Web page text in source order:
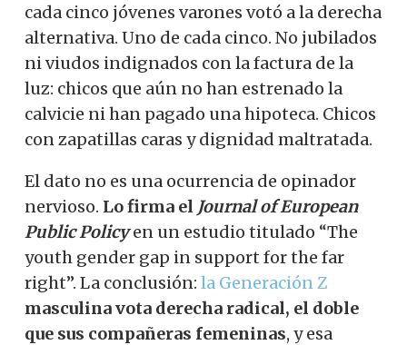
cada cinco jóvenes varones votó a la derecha
alternativa. Uno de cada cinco. No jubilados
ni viudos indignados con la factura de la
luz: chicos que aún no han estrenado la
calvicie ni han pagado una hipoteca. Chicos
con zapatillas caras y dignidad maltratada.
El dato no es una ocurrencia de opinador
nervioso. Lo firma el Journal of European
Public Policy en un estudio titulado “The
youth gender gap in support for the far
right”. La conclusión: la Generación Z
masculina vota derecha radical, el doble
que sus compañeras femeninas, y esa